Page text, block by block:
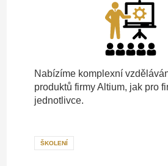
Nabízíme komplexní
produktů firmy Altium, jak pro
jednotlivce.
ŠKOLENÍ